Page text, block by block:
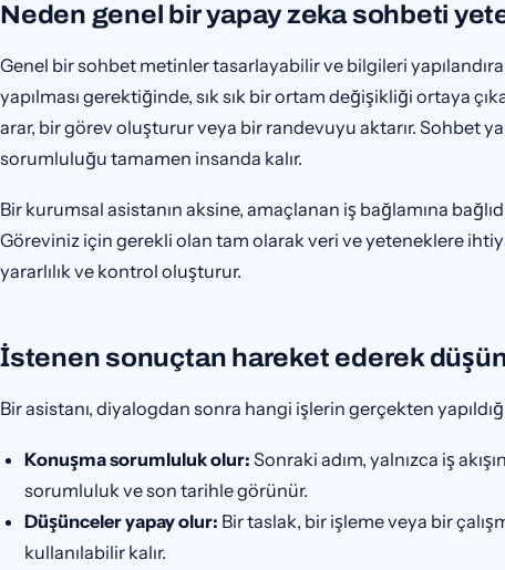
Neden genel bir yapay zeka sohbeti
Genel bir sohbet metinler tasarlayabilir ve bilgileri
yapılması gerektiğinde, sık sık bir ortam değişikliği ortaya
arar, bir görev oluşturur veya bir randevuyu aktarır. Sohbet
sorumluluğu tamamen insanda kalır.
Bir kurumsal asistanın aksine, amaçlanan iş bağlamına
Göreviniz için gerekli olan tam olarak veri ve yeteneklere
yararlılık ve kontrol oluşturur.
İstenen sonuçtan hareket ederek
Bir asistanı, diyalogdan sonra hangi işlerin gerçekten
Konuşma sorumluluk olur: Sonraki adım, yalnızca iş
sorumluluk ve son tarihle görünür.
Düşünceler yapay olur: Bir taslak, bir işleme veya bir
kullanılabilir kalır.